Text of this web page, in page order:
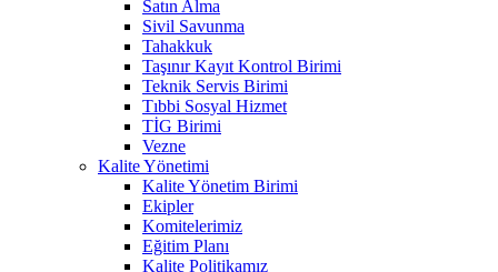
Satın Alma
Sivil Savunma
Tahakkuk
Taşınır Kayıt Kontrol Birimi
Teknik Servis Birimi
Tıbbi Sosyal Hizmet
TİG Birimi
Vezne
Kalite Yönetimi
Kalite Yönetim Birimi
Ekipler
Komitelerimiz
Eğitim Planı
Kalite Politikamız